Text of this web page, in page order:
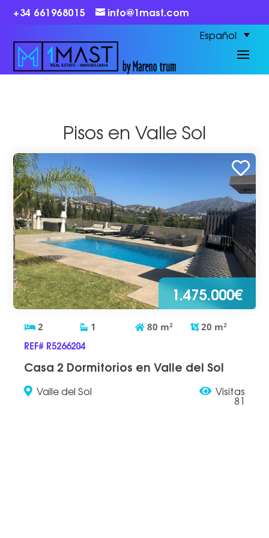
+34 661968015 info@1mast.com
Español
Pisos en Valle Sol
1.475.000€
2 1 80 m2 20 m2
REF# R5266204
Casa 2 Dormitorios en Valle del Sol
Valle del Sol Visitas
81